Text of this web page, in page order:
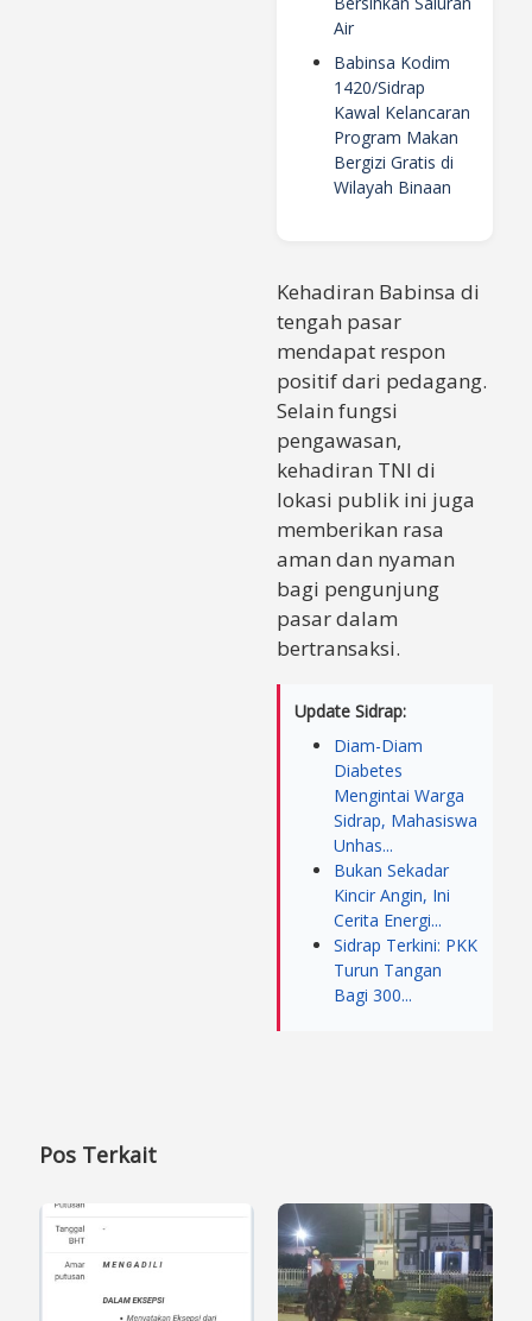
Air
Babinsa Kodim
1420/Sidrap
Kawal Kelancaran
Program Makan
Bergizi Gratis di
Wilayah Binaan
Kehadiran Babinsa di
tengah pasar
mendapat respon
positif dari pedagang.
Selain fungsi
pengawasan,
kehadiran TNI di
lokasi publik ini juga
memberikan rasa
aman dan nyaman
bagi pengunjung
pasar dalam
bertransaksi.
Update Sidrap:
Diam-Diam
Diabetes
Mengintai Warga
Sidrap, Mahasiswa
Unhas...
Bukan Sekadar
Kincir Angin, Ini
Cerita Energi...
Sidrap Terkini: PKK
Turun Tangan
Bagi 300...
Pos Terkait